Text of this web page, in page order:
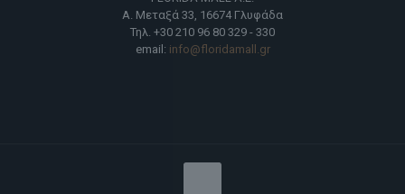
Α. Μεταξά 33, 16674 Γλυφάδα
Τηλ. +30 210 96 80 329 - 330
email: info@floridamall.gr